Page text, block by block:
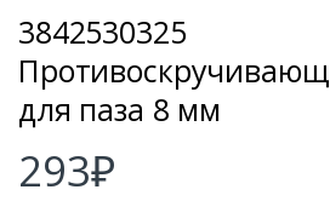
3842530325
для паза 8 мм
293₽